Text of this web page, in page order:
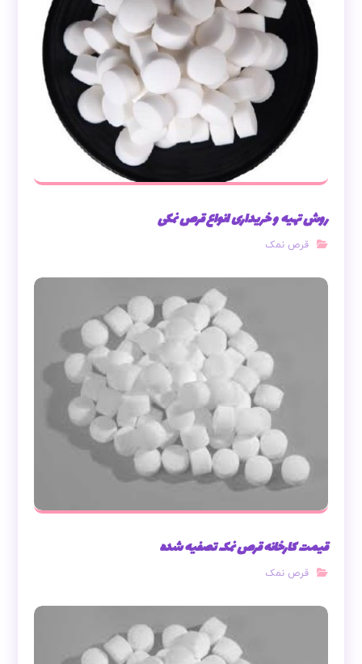
روش تهیه و خریداری انواع قرص نمکی
قرص نمک
قیمت کارخانه قرص نمک تصفیه شده
قرص نمک